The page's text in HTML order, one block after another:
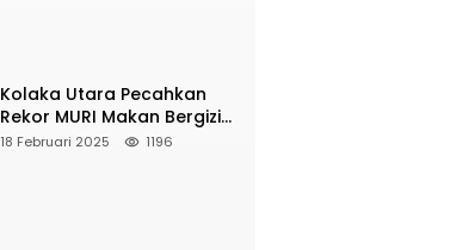
Kolaka Utara Pecahkan
Rekor MURI Makan Bergizi
Gratis Dengan Peserta
18 Februari 2025 1196